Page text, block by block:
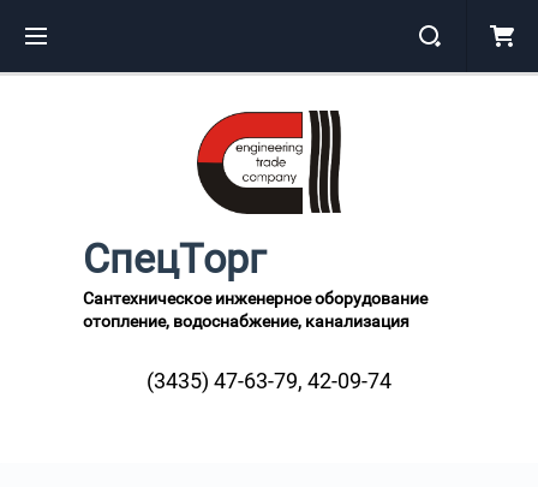
СпецТорг
Сантехническое инженерное оборудование
отопление, водоснабжение, канализация
(3435) 47-63-79, 42-09-74